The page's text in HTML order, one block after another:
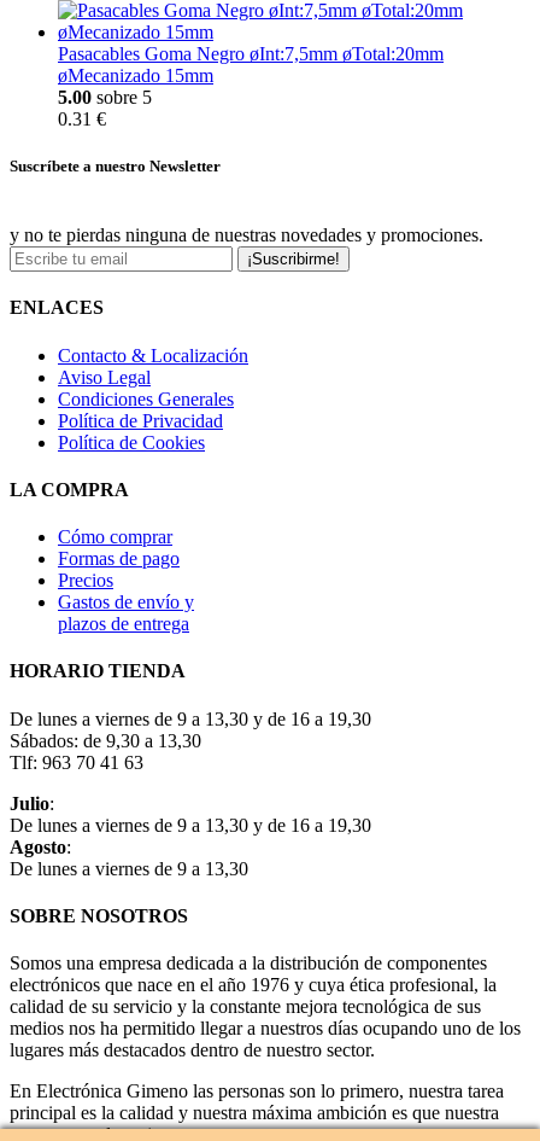
Pasacables Goma Negro øInt:7,5mm øTotal:20mm
øMecanizado 15mm
5.00 sobre 5
0.31 €
Suscríbete a nuestro Newsletter
y no te pierdas ninguna de nuestras novedades y promociones.
¡Suscribirme!
ENLACES
Contacto & Localización
Aviso Legal
Condiciones Generales
Política de Privacidad
Política de Cookies
LA COMPRA
Cómo comprar
Formas de pago
Precios
Gastos de envío y
plazos de entrega
HORARIO TIENDA
De lunes a viernes de 9 a 13,30 y de 16 a 19,30
Sábados: de 9,30 a 13,30
Tlf: 963 70 41 63
Julio:
De lunes a viernes de 9 a 13,30 y de 16 a 19,30
Agosto:
De lunes a viernes de 9 a 13,30
SOBRE NOSOTROS
Somos una empresa dedicada a la distribución de componentes
electrónicos que nace en el año 1976 y cuya ética profesional, la
calidad de su servicio y la constante mejora tecnológica de sus
medios nos ha permitido llegar a nuestros días ocupando uno de los
lugares más destacados dentro de nuestro sector.
En Electrónica Gimeno las personas son lo primero, nuestra tarea
principal es la calidad y nuestra máxima ambición es que nuestra
empresa sea la mejor.